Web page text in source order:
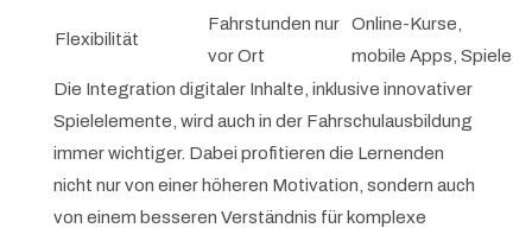
Flexibilität
Fahrstunden nur
vor Ort
Online-Kurse,
mobile Apps, Spiele
Die Integration digitaler Inhalte, inklusive innovativer
Spielelemente, wird auch in der Fahrschulausbildung
immer wichtiger. Dabei profitieren die Lernenden
nicht nur von einer höheren Motivation, sondern auch
von einem besseren Verständnis für komplexe